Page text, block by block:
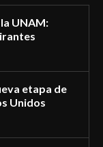
UNAM:
etapa de
Unidos